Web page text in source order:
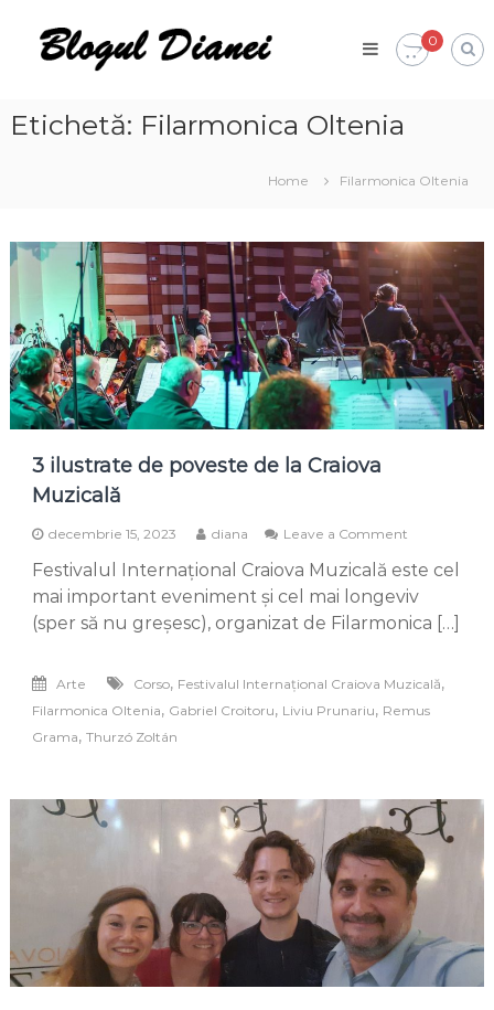
content
Blogul
Dianei
opinie,
călătorii
0
Etichetă: Filarmonica Oltenia
Home Filarmonica Oltenia
3 ilustrate de poveste de la Craiova
Muzicală
decembrie 15, 2023 diana Leave a Comment
ilustrate
de
poveste
de
Muzicală
Festivalul Internațional Craiova Muzicală este cel
mai important eveniment și cel mai longeviv
(sper să nu greșesc), organizat de Filarmonica […]
Arte Corso, Festivalul Internațional Craiova Muzicală,
Filarmonica Oltenia, Gabriel Croitoru, Liviu Prunariu, Remus
Grama, Thurzó Zoltán